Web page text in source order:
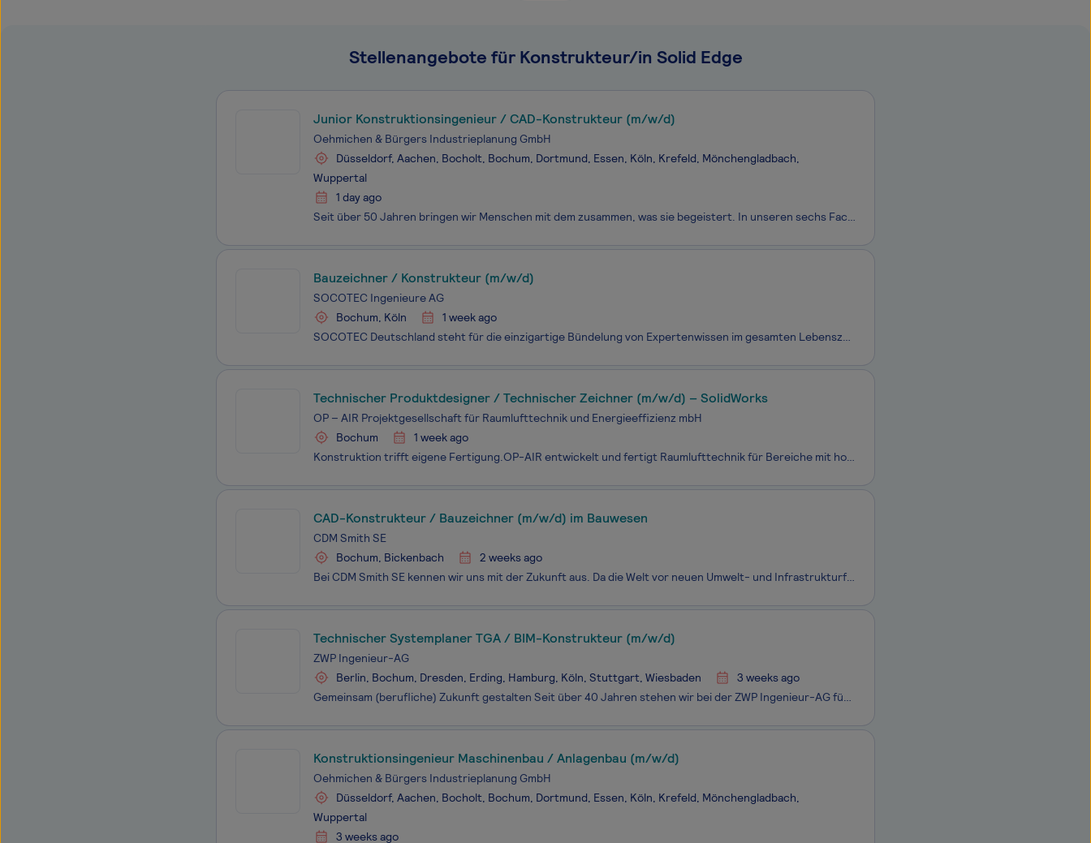
Stellenangebote für Konstrukteur/in Solid Edge
Junior Konstruktionsingenieur / CAD-Konstrukteur (m/w/d)
Oehmichen & Bürgers Industrieplanung GmbH
Düsseldorf, Aachen, Bocholt, Bochum, Dortmund, Essen, Köln, Krefeld, Mönchengladbach,
Wuppertal
1 day ago
Seit über 50 Jahren bringen wir Menschen mit dem zusammen, was sie begeistert. In unseren sechs Fachbereichen Maschinen- und Anlagenbau, Fahrzeugtechnik, Energietechnik, Elektrotechnik sowie Bauwesen & TGA bringen unsere Mitarbeiter ihr Know-How genau dort ein, wo es gebraucht wird - in abwechsl
Bauzeichner / Konstrukteur (m/w/d)
SOCOTEC Ingenieure AG
Bochum, Köln
1 week ago
SOCOTEC Deutschland steht für die einzigartige Bündelung von Expertenwissen im gesamten Lebenszyklus von Infrastruktur, Bauwerken und Umwelt. Der Unternehmensverbund zeichnet sich durch eine ganzheitliche Betrachtung aus und setzt dabei auf höchste Qualitätsstandards und ökologische Verantwortun
Technischer Produktdesigner / Technischer Zeichner (m/w/d) – SolidWorks
OP – AIR Projektgesellschaft für Raumlufttechnik und Energieeffizienz mbH
Bochum
1 week ago
Konstruktion trifft eigene Fertigung.OP-AIR entwickelt und fertigt Raumlufttechnik für Bereiche mit hohen hygienischen Anforderungen – von Kliniken und Laboren bis zur Lebensmittelindustrie und Hightech-Produktion. Zur Verstärkung unseres Teams suchen wir zum nächstmöglichen Zeitpunkt einen Technisc
CAD-Konstrukteur / Bauzeichner (m/w/d) im Bauwesen
CDM Smith SE
Bochum, Bickenbach
2 weeks ago
Bei CDM Smith SE kennen wir uns mit der Zukunft aus. Da die Welt vor neuen Umwelt- und Infrastrukturfragen steht, entwickeln wir bahnbrechende Lösungen, um die Landschaft in den Bereichen Wasser, Energie und Transport zu gestalten.Wir nutzen erneuerbare Ressourcen, nachhaltige Verfahren und neuartig
Technischer Systemplaner TGA / BIM-Konstrukteur (m/w/d)
ZWP Ingenieur-AG
Berlin, Bochum, Dresden, Erding, Hamburg, Köln, Stuttgart, Wiesbaden
3 weeks ago
Gemeinsam (berufliche) Zukunft gestalten Seit über 40 Jahren stehen wir bei der ZWP Ingenieur-AG für kosten- und ressourcenschonendes Bauen von morgen. Unsere über 400 Mitarbeiter:innen an 10 Standorten setzen mit maßgeschneiderten Lösungen neue und effektive Standards in der umweltgerechten Gebäude
Konstruktionsingenieur Maschinenbau / Anlagenbau (m/w/d)
Oehmichen & Bürgers Industrieplanung GmbH
Düsseldorf, Aachen, Bocholt, Bochum, Dortmund, Essen, Köln, Krefeld, Mönchengladbach,
Wuppertal
3 weeks ago